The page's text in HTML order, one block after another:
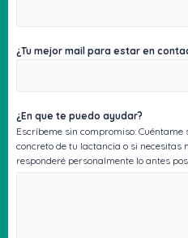
¿Tu mejor mail para estar en
¿En que te puedo ayudar?
Escríbeme sin compromiso: Cuéntame
concreto de tu lactancia o si necesitas
responderé personalmente lo antes